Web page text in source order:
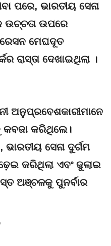
ପରେ, ଭାରତୀୟ ସେନା
ଉଚ୍ଚତା ଉପରେ
ମେଘଦୂତ
ରାସ୍ତା ଦେଖାଇଥିଲା ।
ଅନୁପ୍ରବେଶକାରୀମାନେ
କରିଥିଲେ।
ସେନା ଦୁର୍ଗମ
କରିଥିଲା ​​ଏବଂ ଜୁଲାଇ
ଅଞ୍ଚଳକୁ ପୁନର୍ବାର